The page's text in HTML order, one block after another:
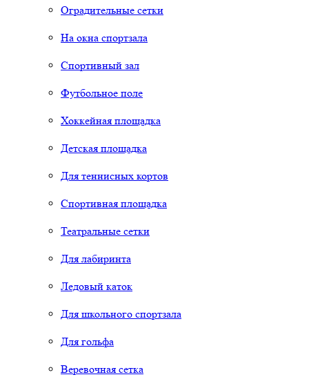
Оградительные сетки
На окна спортзала
Спортивный зал
Футбольное поле
Хоккейная площадка
Детская площадка
Для теннисных кортов
Спортивная площадка
Театральные сетки
Для лабиринта
Ледовый каток
Для школьного спортзала
Для гольфа
Веревочная сетка